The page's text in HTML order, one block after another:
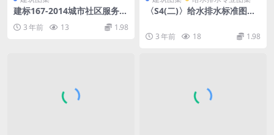
建标167-2014城市社区服务站
3 年前 13 1.98
〈S4(二)〉给水排水标准图集
pdf
3 年前 18 1.98